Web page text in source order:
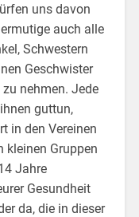
uns davon
auch alle
Schwestern
Geschwister
nehmen. Jede
guttun,
in den Vereinen
kleinen Gruppen
Jahre
Gesundheit
da, die in dieser